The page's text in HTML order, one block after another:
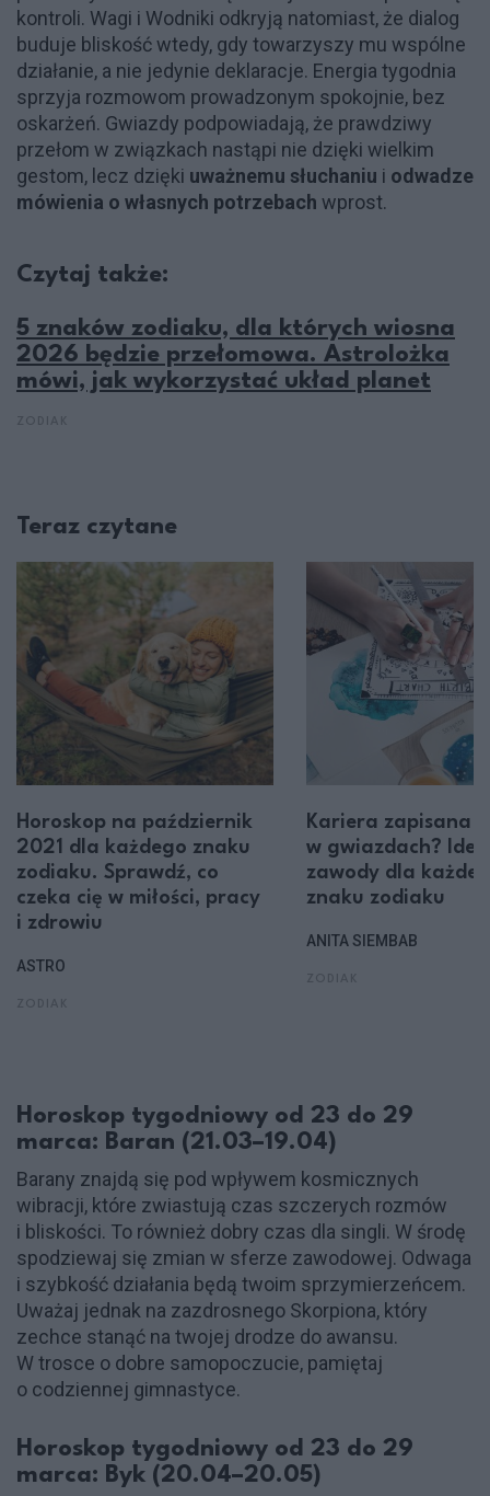
kontroli. Wagi i Wodniki odkryją natomiast, że dialog
buduje bliskość wtedy, gdy towarzyszy mu wspólne
działanie, a nie jedynie deklaracje. Energia tygodnia
sprzyja rozmowom prowadzonym spokojnie, bez
oskarżeń. Gwiazdy podpowiadają, że prawdziwy
przełom w związkach nastąpi nie dzięki wielkim
gestom, lecz dzięki uważnemu słuchaniu i odwadze
mówienia o własnych potrzebach wprost.
Czytaj także:
5 znaków zodiaku, dla których wiosna
2026 będzie przełomowa. Astrolożka
mówi, jak wykorzystać układ planet
Teraz czytane
Horoskop na październik
2021 dla każdego znaku
zodiaku. Sprawdź, co
czeka cię w miłości, pracy
i zdrowiu
ASTRO
Kariera zapisana
w gwiazdach?
zawody dla
znaku zodiaku
ANITA SIEMBAB
Horoskop tygodniowy od 23 do 29
marca: Baran (21.03–19.04)
Barany znajdą się pod wpływem kosmicznych
wibracji, które zwiastują czas szczerych rozmów
i bliskości. To również dobry czas dla singli. W środę
spodziewaj się zmian w sferze zawodowej. Odwaga
i szybkość działania będą twoim sprzymierzeńcem.
Uważaj jednak na zazdrosnego Skorpiona, który
zechce stanąć na twojej drodze do awansu.
W trosce o dobre samopoczucie, pamiętaj
o codziennej gimnastyce.
Horoskop tygodniowy od 23 do 29
marca: Byk (20.04–20.05)